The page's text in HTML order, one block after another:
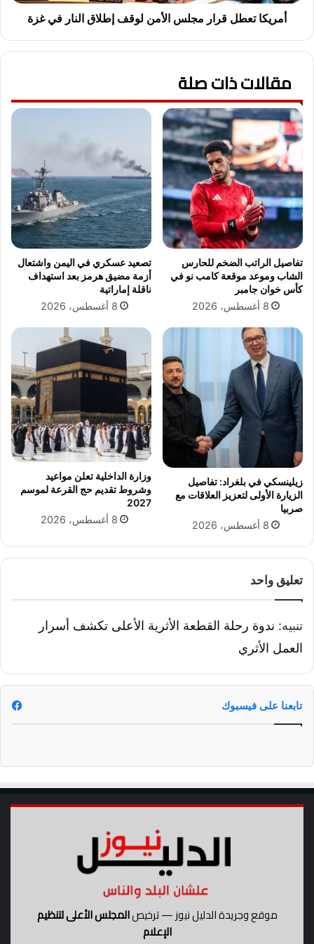
ن
ج
ل
س
ل
أ
م
ن
ل
و
ق
ف
إ
ط
ا
ق
ل
ن
ر
ف
ي
غ
ة
أمريكا تعطل قرار مجلس الأمن لوقف إطلاق النار في غزة
مقالات ذات صلة
تفاصيل الراتب الضخم للحارس
الشاب وموعد موقعة كامب نو في
كأس خوان جامبر
8 أغسطس، 2026
تصعيد عسكري في اليمن واشتعال
أزمة مضيق هرمز بعد استهداف
ناقلة إماراتية
8 أغسطس، 2026
زيلينسكي في بلغراد: تفاصيل
الزيارة الأولى لتعزيز العلاقات مع
صربيا
8 أغسطس، 2026
وزارة الداخلية تعلن مواعيد
وشروط تقديم حج القرعة لموسم
2027
8 أغسطس، 2026
تعليق واحد
تنبيه: ندوة رحلة القطعة الأثرية الأعلى تكشف أسرار
العمل الأثري
تابعنا على فيسبوك
موقع وجريدة الدليل نيوز — ترخيصالمجلس الأعلى لتنظيم
الإعلام